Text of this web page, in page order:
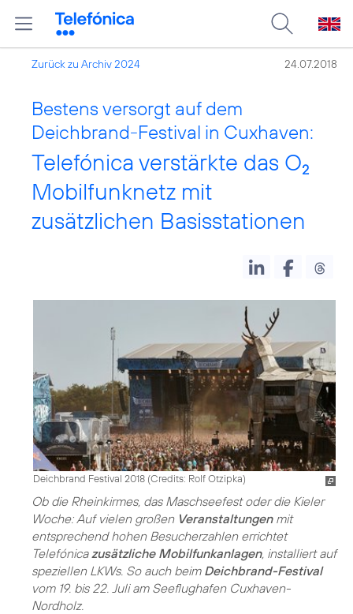
Zurück zu Archiv 2024 24.07.2018
Bestens versorgt auf dem
Deichbrand-Festival in Cuxhaven:
Telefónica verstärkte das O2
Mobilfunknetz mit
zusätzlichen Basisstationen
Deichbrand Festival 2018 (Credits: Rolf Otzipka)
Ob die Rheinkirmes, das Maschseefest oder die Kieler
Woche: Auf vielen großen Veranstaltungenmit
entsprechend hohen Besucherzahlen errichtet
Telefónica zusätzliche Mobilfunkanlagen, installiert auf
speziellen LKWs. So auch beim Deichbrand-Festival
vom 19. bis 22. Juli am Seeflughafen Cuxhaven-
Nordholz.